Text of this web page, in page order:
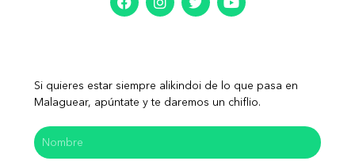
Si quieres estar siempre alikindoi de lo que pasa en
Malaguear, apúntate y te daremos un chiflio.